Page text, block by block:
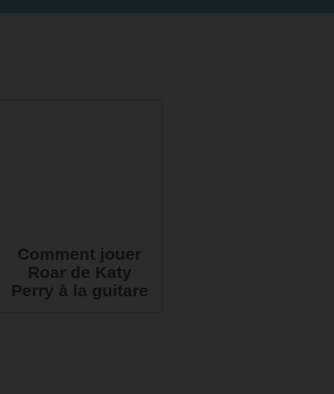
Comment jouer
Roar de Katy
Perry à la guitare